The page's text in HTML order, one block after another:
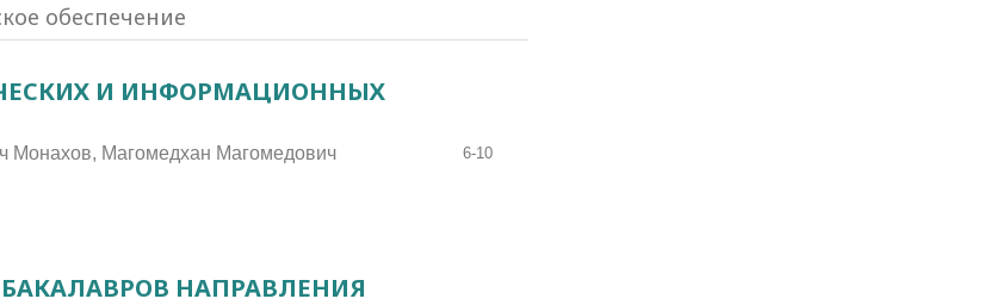
обеспечение
И ИНФОРМАЦИОННЫХ
Монахов, Магомедхан Магомедович
6-10
НАПРАВЛЕНИЯ